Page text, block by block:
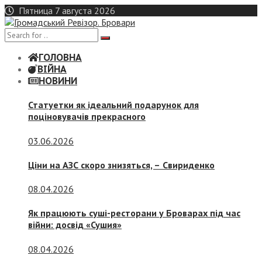
Skip
to
content
Пятница 7 августа 2026
ГОЛОВНА
ВІЙНА
НОВИНИ
Статуетки як ідеальний подарунок для
поціновувачів прекрасного
03.06.2026
Ціни на АЗС скоро знизяться, – Свириденко
08.04.2026
Як працюють суші-ресторани у Броварах під час
війни: досвід «Сушия»
08.04.2026